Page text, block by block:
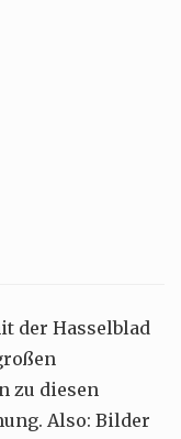
der Hasselblad
zu diesen
Also: Bilder